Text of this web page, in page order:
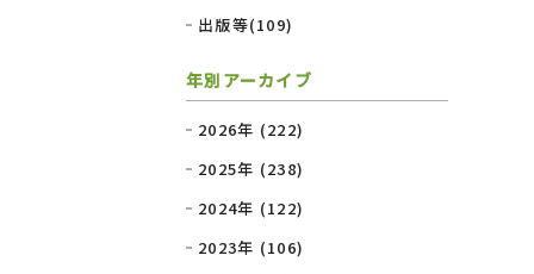
出版等(109)
年別アーカイブ
2026年 (222)
2025年 (238)
2024年 (122)
2023年 (106)